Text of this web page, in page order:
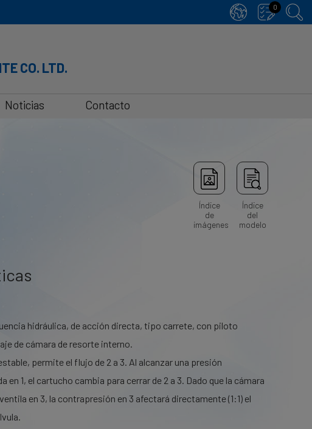
0
CO. LTD.
Noticias Contacto
Índice
de
imágenes
Índice
del
modelo
hidráulica, de acción directa, tipo carrete, con piloto
de cámara de resorte interno.
permite el flujo de 2 a 3. Al alcanzar una presión
en 1, el cartucho cambia para cerrar de 2 a 3. Dado que la cámara
en 3, la contrapresión en 3 afectará directamente (1:1) el